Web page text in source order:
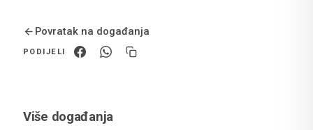
Povratak na događanja
PODIJELI
Više događanja